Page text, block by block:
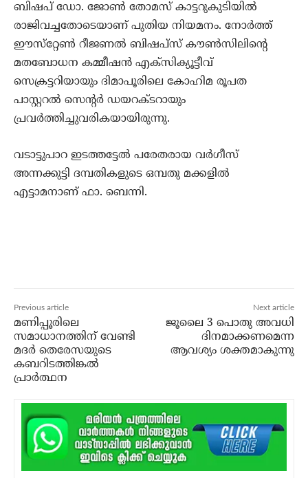
ബിഷപ് ഡോ. ജോണ്‍ തോമസ് കാട്ടറുകുടിയില്‍
രാജിവച്ചതോടെയാണ് പുതിയ നിയമനം. നോര്‍ത്ത്
ഈസ്‌റ്റേണ്‍ റീജണല്‍ ബിഷപ്‌സ് കൗണ്‍സിലിന്റെ
മതബോധന കമ്മീഷന്‍ എക്‌സിക്യൂട്ടീവ്
സെക്രട്ടറിയായും ദിമാപൂരിലെ കോഹിമ രൂപത
പാസ്റ്ററല്‍ സെന്റര്‍ ഡയറക്ടറായും
പ്രവര്‍ത്തിച്ചുവരികയായിരുന്നു.
വടാട്ടുപാറ ഇടത്തട്ടേല്‍ പരേതരായ വര്‍ഗീസ്
അന്നക്കുട്ടി ദമ്പതികളുടെ ഒമ്പതു മക്കളില്‍
എട്ടാമനാണ് ഫാ. ബെന്നി.
Previous article
മണിപ്പൂരിലെ
സമാധാനത്തിന് വേണ്ടി
മദര്‍ തെരേസയുടെ
കബറിടത്തിങ്കല്‍
പ്രാര്‍ത്ഥന
Next article
ജൂലൈ 3 പൊതു അവധി
ദിനമാക്കണമെന്ന
ആവശ്യം ശക്തമാകുന്നു